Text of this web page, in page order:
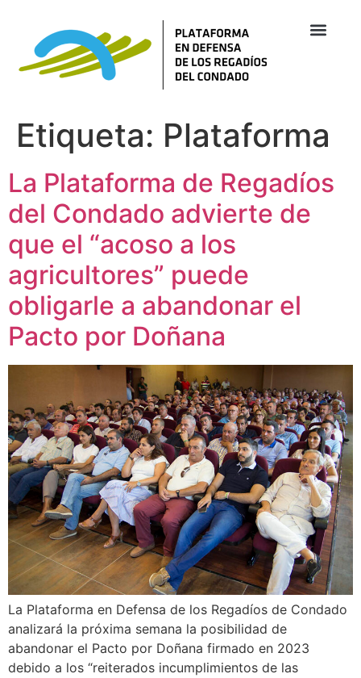
Etiqueta: Plataforma
La Plataforma de Regadíos
del Condado advierte de
que el “acoso a los
agricultores” puede
obligarle a abandonar el
Pacto por Doñana
La Plataforma en Defensa de los Regadíos de Condado
analizará la próxima semana la posibilidad de
abandonar el Pacto por Doñana firmado en 2023
debido a los “reiterados incumplimientos de las